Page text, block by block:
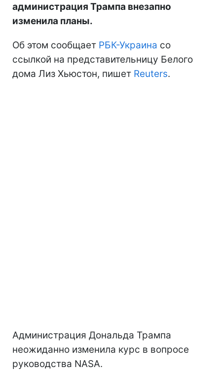
администрация Трампа внезапно
изменила планы.
Об этом сообщает РБК-Украина со
ссылкой на представительницу Белого
дома Лиз Хьюстон, пишет Reuters.
Администрация Дональда Трампа
неожиданно изменила курс в вопросе
руководства NASA.